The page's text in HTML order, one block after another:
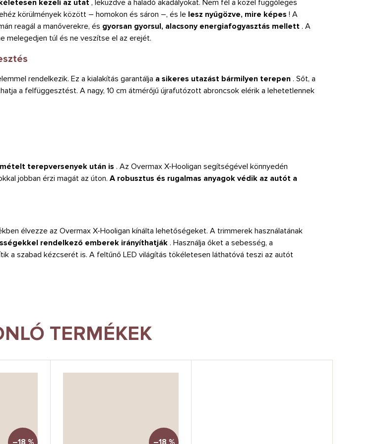
kezeli az utat, leküzdve a haladó akadályokat. Nem fél a közel függőleges
körülmények között – homokon és sáron –, és le lesz nyűgözve, mire képes ! A
reagál a manőverekre, és gyorsan gyorsul, alacsony energiafogyasztás mellett . A
melegedjen túl és ne veszítse el az erejét.
rendelkezik. Ez a kialakítás garantálja a sikeres utazást bármilyen terepen . Sőt, a
a felfüggesztést. A nagy, 10 cm átmérőjű újrafutózott abroncsok elérik a lehetetlennek
terepversenyek után is . Az Overmax X-Hooligan segítségével könnyedén
jobban érzi magát az úton. A robusztus és rugalmas anyagok védik az autót a
élvezze az Overmax X-Hooligan kínálta lehetőségeket. A trimmerek használatának
rendelkező emberek irányíthatják . Használja őket a sebesség, a
a szabad kézcserét is. A feltűnő LED világítás tökéletesen láthatóvá teszi az autót
TERMÉKEK
–18 % –18 %